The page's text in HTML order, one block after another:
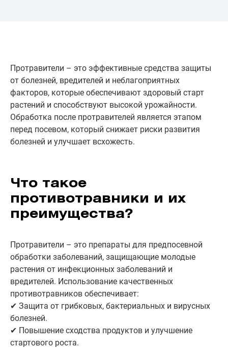
Протравители – это эффективные средства защиты
от болезней, вредителей и неблагоприятных
факторов, которые обеспечивают здоровый старт
растений и способствуют высокой урожайности.
Обработка после протравителей является этапом
перед посевом, который снижает риски развития
болезней и улучшает всхожесть.
Что такое
противотравники и их
преимущества?
Протравители – это препараты для предпосевной
обработки заболеваний, защищающие молодые
растения от инфекционных заболеваний и
вредителей. Использование качественных
противотравников обеспечивает:
✔ Защита от грибковых, бактериальных и вирусных
болезней.
✔ Повышение сходства продуктов и улучшение
стартового роста.